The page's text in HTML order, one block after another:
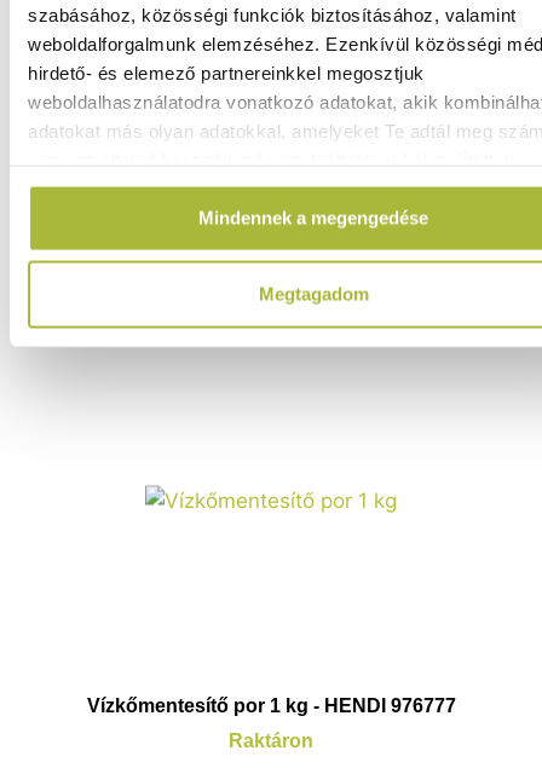
szabásához, közösségi funkciók biztosításához, valamint
weboldalforgalmunk elemzéséhez. Ezenkívül közösségi
hirdető- és elemező partnereinkkel megosztjuk
weboldalhasználatodra vonatkozó adatokat, akik
adatokat más olyan adatokkal, amelyeket Te adtál meg
Mindennek a megengedése
Megtagadom
4.710Ft
(3.709Ft+ ÁFA)
Vízkőmentesítő por 1 kg - HENDI 976777
Raktáron